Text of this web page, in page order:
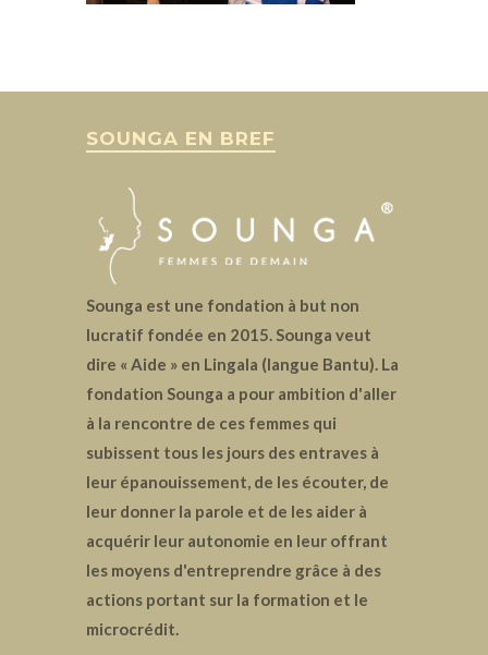
SOUNGA EN BREF
Sounga est une fondation à but non
lucratif fondée en 2015. Sounga veut
dire « Aide » en Lingala (langue Bantu). La
fondation Sounga a pour ambition d'aller
à la rencontre de ces femmes qui
subissent tous les jours des entraves à
leur épanouissement, de les écouter, de
leur donner la parole et de les aider à
acquérir leur autonomie en leur offrant
les moyens d'entreprendre grâce à des
actions portant sur la formation et le
microcrédit.